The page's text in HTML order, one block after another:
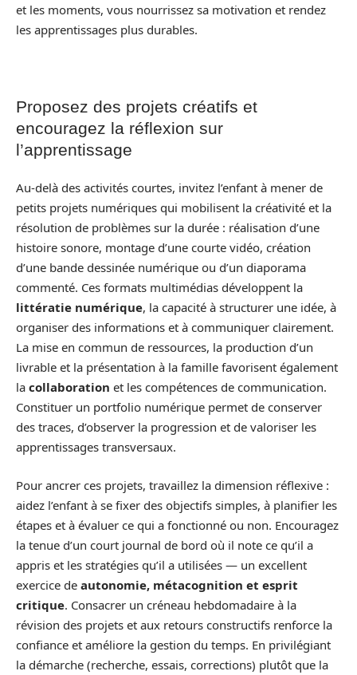
et les moments, vous nourrissez sa motivation et rendez
les apprentissages plus durables.
Proposez des projets créatifs et
encouragez la réflexion sur
l’apprentissage
Au-delà des activités courtes, invitez l’enfant à mener de
petits projets numériques qui mobilisent la créativité et la
résolution de problèmes sur la durée : réalisation d’une
histoire sonore, montage d’une courte vidéo, création
d’une bande dessinée numérique ou d’un diaporama
commenté. Ces formats multimédias développent la
littératie numérique, la capacité à structurer une idée, à
organiser des informations et à communiquer clairement.
La mise en commun de ressources, la production d’un
livrable et la présentation à la famille favorisent également
la collaboration et les compétences de communication.
Constituer un portfolio numérique permet de conserver
des traces, d’observer la progression et de valoriser les
apprentissages transversaux.
Pour ancrer ces projets, travaillez la dimension réflexive :
aidez l’enfant à se fixer des objectifs simples, à planifier les
étapes et à évaluer ce qui a fonctionné ou non. Encouragez
la tenue d’un court journal de bord où il note ce qu’il a
appris et les stratégies qu’il a utilisées — un excellent
exercice de autonomie, métacognition et esprit
critique. Consacrer un créneau hebdomadaire à la
révision des projets et aux retours constructifs renforce la
confiance et améliore la gestion du temps. En privilégiant
la démarche (recherche, essais, corrections) plutôt que la